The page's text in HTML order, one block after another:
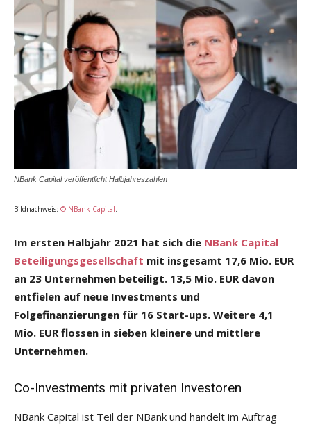
NBank Capital veröffentlicht Halbjahreszahlen
Bildnachweis: © NBank Capital.
Im ersten Halbjahr 2021 hat sich die NBank Capital
Beteiligungsgesellschaft mit insgesamt 17,6 Mio. EUR
an 23 Unternehmen beteiligt. 13,5 Mio. EUR davon
entfielen auf neue Investments und
Folgefinanzierungen für 16 Start-ups. Weitere 4,1
Mio. EUR flossen in sieben kleinere und mittlere
Unternehmen.
Co-Investments mit privaten Investoren
NBank Capital ist Teil der NBank und handelt im Auftrag